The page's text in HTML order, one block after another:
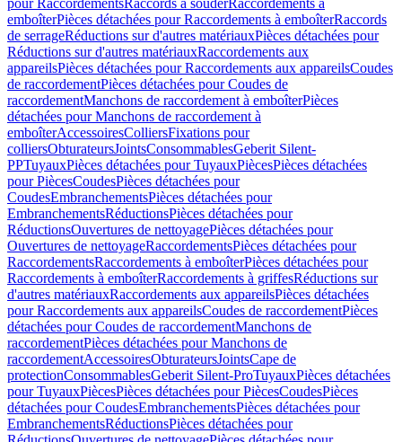
pour RaccordementsRaccords à souderRaccordements à
emboîterPièces détachées pour Raccordements à emboîterRaccords
de serrageRéductions sur d'autres matériauxPièces détachées pour
Réductions sur d'autres matériauxRaccordements aux
appareilsPièces détachées pour Raccordements aux appareilsCoudes
de raccordementPièces détachées pour Coudes de
raccordementManchons de raccordement à emboîterPièces
détachées pour Manchons de raccordement à
emboîterAccessoiresColliersFixations pour
colliersObturateursJointsConsommablesGeberit Silent-
PPTuyauxPièces détachées pour TuyauxPiècesPièces détachées
pour PiècesCoudesPièces détachées pour
CoudesEmbranchementsPièces détachées pour
EmbranchementsRéductionsPièces détachées pour
RéductionsOuvertures de nettoyagePièces détachées pour
Ouvertures de nettoyageRaccordementsPièces détachées pour
RaccordementsRaccordements à emboîterPièces détachées pour
Raccordements à emboîterRaccordements à griffesRéductions sur
d'autres matériauxRaccordements aux appareilsPièces détachées
pour Raccordements aux appareilsCoudes de raccordementPièces
détachées pour Coudes de raccordementManchons de
raccordementPièces détachées pour Manchons de
raccordementAccessoiresObturateursJointsCape de
protectionConsommablesGeberit Silent-ProTuyauxPièces détachées
pour TuyauxPiècesPièces détachées pour PiècesCoudesPièces
détachées pour CoudesEmbranchementsPièces détachées pour
EmbranchementsRéductionsPièces détachées pour